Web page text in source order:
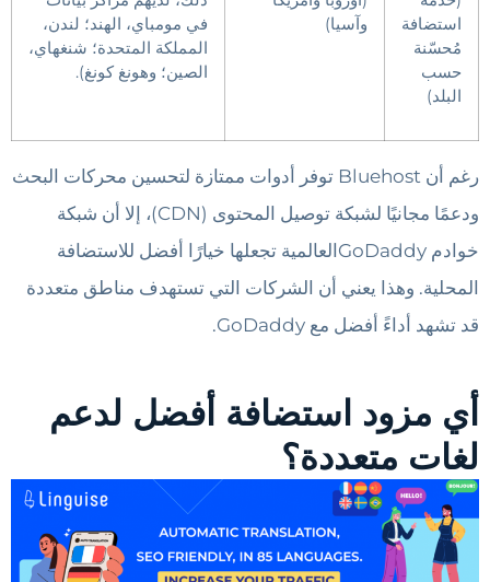
استضافة
مُحسّنة
حسب
البلد)
وآسيا)
في مومباي، الهند؛ لندن،
المملكة المتحدة؛ شنغهاي،
الصين؛ وهونغ كونغ).
رغم أن Bluehost توفر أدوات ممتازة لتحسين محركات البحث
ودعمًا مجانيًا لشبكة توصيل المحتوى (CDN)، إلا أن شبكة
خوادم GoDaddyالعالمية تجعلها خيارًا أفضل للاستضافة
المحلية. وهذا يعني أن الشركات التي تستهدف مناطق متعددة
قد تشهد أداءً أفضل مع GoDaddy.
أي مزود استضافة أفضل لدعم
لغات متعددة؟